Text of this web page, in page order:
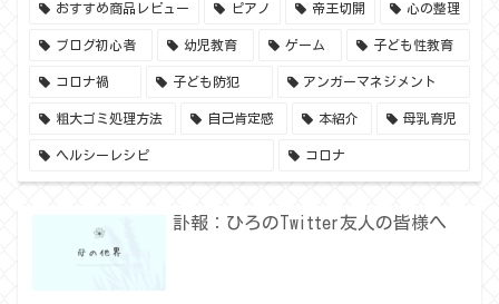
おすすめ商品レビュー ピアノ 帝王切開 心の整理
ブログ初心者 幼児教育 ゲーム 子ども性教育
コロナ禍 子ども防犯 アンガーマネジメント
粗大ゴミ処理方法 自己肯定感 本紹介 母乳育児
ヘルシーレシピ コロナ
訃報：ひろのTwitter友人の皆様へ